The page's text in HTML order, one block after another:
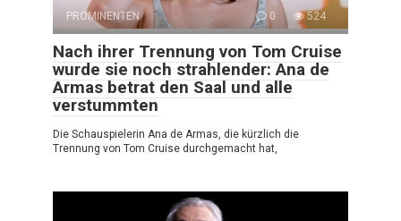
PROMINENTEN 0 524
Nach ihrer Trennung von Tom Cruise
wurde sie noch strahlender: Ana de
Armas betrat den Saal und alle
verstummten
Die Schauspielerin Ana de Armas, die kürzlich die
Trennung von Tom Cruise durchgemacht hat,